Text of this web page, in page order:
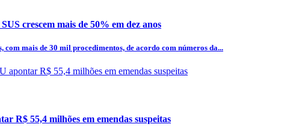
crescem mais de 50% em dez anos
com mais de 30 mil procedimentos, de acordo com números da...
R$ 55,4 milhões em emendas suspeitas